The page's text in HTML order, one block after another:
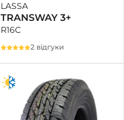
LASSA
TRANSWAY 3+
R16C
2 відгуки